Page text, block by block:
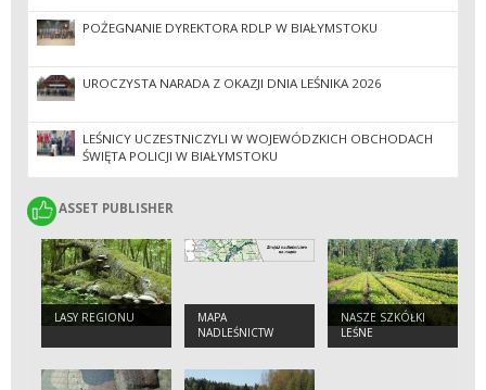
POŻEGNANIE DYREKTORA RDLP W BIAŁYMSTOKU
UROCZYSTA NARADA Z OKAZJI DNIA LEŚNIKA 2026
LEŚNICY UCZESTNICZYLI W WOJEWÓDZKICH OBCHODACH
ŚWIĘTA POLICJI W BIAŁYMSTOKU
ASSET PUBLISHER
ASSET PUBLISHER
LASY REGIONU
MAPA
NADLEŚNICTW
NASZE SZKÓŁKI
LEŚNE